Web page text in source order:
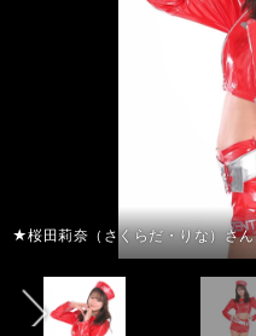
★桜田莉奈（さくらだ・りな）さん
前へ